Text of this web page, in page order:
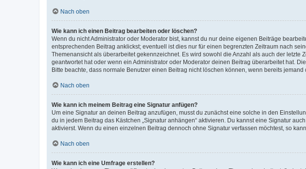
Nach oben
Wie kann ich einen Beitrag bearbeiten oder löschen?
Wenn du nicht Administrator oder Moderator bist, kannst du nur deine eigenen Beiträge
entsprechenden Beitrag anklickst; eventuell ist dies nur für einen begrenzten Zeitraum nach
Themenansicht als überarbeitet gekennzeichnet. Es wird sowohl die Anzahl als auch der
geantwortet hat oder wenn ein Administrator oder Moderator deinen Beitrag überarbeitet hat.
Bitte beachte, dass normale Benutzer einen Beitrag nicht löschen können, wenn bereits jemand
Nach oben
Wie kann ich meinem Beitrag eine Signatur anfügen?
Um eine Signatur an deinen Beitrag anzufügen, musst du zunächst eine solche in den
du in jedem Beitrag das Kästchen „Signatur anhängen“ aktivieren. Du kannst eine Signatur
aktivierst. Wenn du einen einzelnen Beitrag dennoch ohne Signatur verfassen möchtest, so
Nach oben
Wie kann ich eine Umfrage erstellen?